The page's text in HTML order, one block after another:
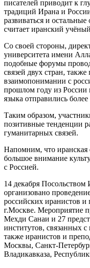
писателей приводит к
традиций Ирана и
развиваться и
считает иранский
Со своей стороны,
университета имени
подобные форумы
связей двух стран,
взаимопонимании с
прошлом году из России
языка отправились более
Таким образом,
позитивные тенденции
гуманитарных связей.
Напомним, что иранская
большое внимание
с Россией.
14 декабря
организовано
российских иранистов и
г.Москве. Мероприятие
Мехди Санаи и 27
институтов, связанных
также иранистов и
Москвы, Санкт-
Владикавказа,